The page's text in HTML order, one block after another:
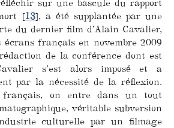
sur une bascule du rapport
[13], a été supplantée par une
du dernier film d’Alain Cavalier,
français en novembre 2009
de la conférence dont est
s’est alors imposé et a
par la nécessité de la réflexion.
français, on entre dans un tout
véritable subversion
culturelle par un filmage